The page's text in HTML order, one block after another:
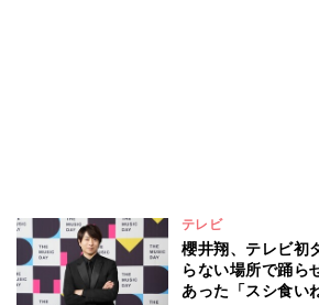
テレビ
櫻井翔、テレビ初
らない場所で踊ら
あった「スシ食い